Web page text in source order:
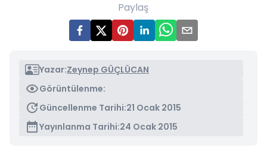
Paylaş
Yazar:Zeynep GÜÇLÜCAN
Görüntülenme:
Güncellenme Tarihi:21 Ocak 2015
Yayınlanma Tarihi:24 Ocak 2015